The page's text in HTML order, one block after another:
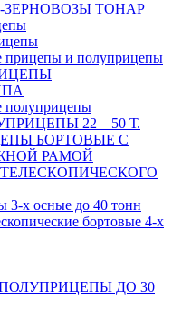
ТОНАР
прицепы и полуприцепы
полуприцепы
22 – 50 Т.
БОРТОВЫЕ С
РАМОЙ
3-х осные до 40 тонн
бортовые 4-х
ДО 30